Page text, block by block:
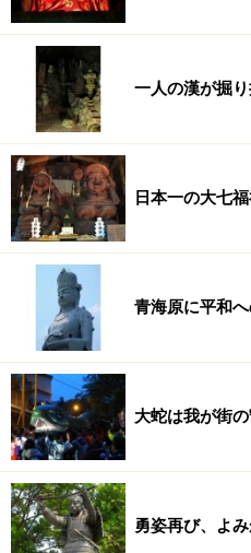
一人の漢が掘
日本一の大七
青海原に平和
大蛇は我が街
勇姿再び、よ